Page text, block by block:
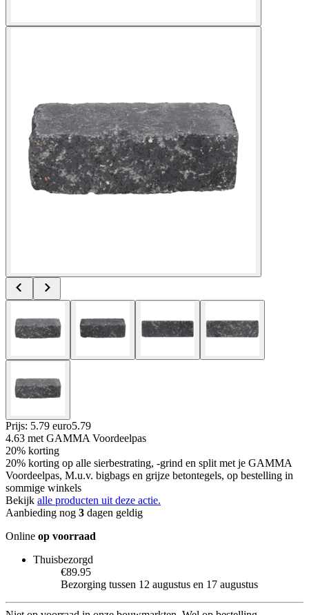
Prijs: 5.79 euro5.79
4.63 met GAMMA Voordeelpas
20% korting
20% korting op alle sierbestrating, -grind en split met je GAMMA
Voordeelpas, M.u.v. bigbags en grijze betontegels, op bestelling in
sommige winkels
Bekijk alle producten uit deze actie.
Aanbieding nog 3 dagen geldig
Online op voorraad
Thuisbezorgd
€89.95
Bezorging tussen 12 augustus en 17 augustus